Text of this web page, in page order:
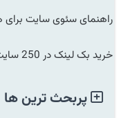
راهنمای سئوی سایت
خرید بک لینک در 250 سایت چه مزایایی دارد؟
پربحث ترین ها